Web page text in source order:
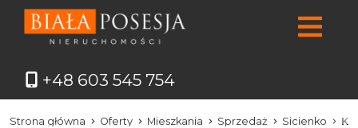
+48 603 545 754
Strona główna Oferty Mieszkania Sprzedaż Sicienko